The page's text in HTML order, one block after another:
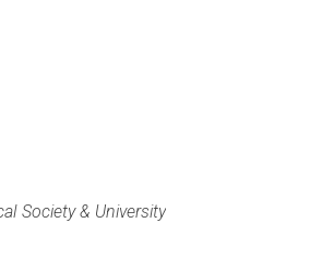
Society & University